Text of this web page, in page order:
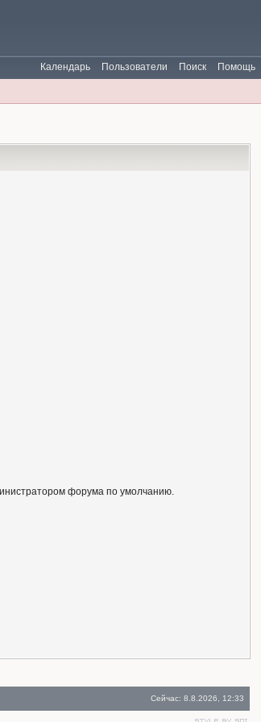
Помощь
Поиск
Пользователи
Календарь
форума по умолчанию.
Сейчас: 8.8.2026, 12:33